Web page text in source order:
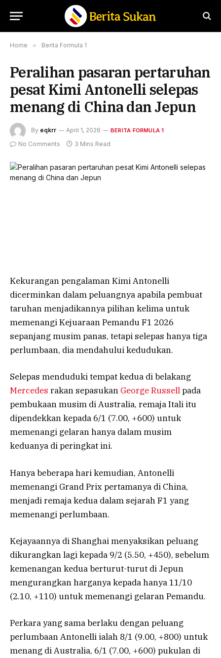
Home » Berita Formula 1
Peralihan pasaran pertaruhan
pesat Kimi Antonelli selepas
menang di China dan Jepun
By eqkrr April 1, 2026 BERITA FORMULA 1
No Comments 3 Mins Read
Kekurangan pengalaman Kimi Antonelli
dicerminkan dalam peluangnya apabila pembuat
taruhan menjadikannya pilihan kelima untuk
memenangi Kejuaraan Pemandu F1 2026
sepanjang musim panas, tetapi selepas hanya tiga
perlumbaan, dia mendahului kedudukan.
Selepas menduduki tempat kedua di belakang
Mercedes rakan sepasukan George Russellpada
pembukaan musim di Australia, remaja Itali itu
dipendekkan kepada 6/1 (7.00, +600) untuk
memenangi gelaran hanya dalam musim
keduanya di peringkat ini.
Hanya beberapa hari kemudian, Antonelli
memenangi Grand Prix pertamanya di China,
menjadi remaja kedua dalam sejarah F1 yang
memenangi perlumbaan.
Kejayaannya di Shanghai menyaksikan peluang
dikurangkan lagi kepada 9/2 (5.50, +450), sebelum
kemenangan kedua berturut-turut di Jepun
mengurangkan harganya kepada hanya 11/10
(2.10, +110) untuk memenangi gelaran Pemandu.
Perkara yang sama berlaku dengan peluang
perlumbaan Antonelli ialah 8/1 (9.00, +800) untuk
menang di Australia, 6/1 (7.00, +600) pukulan di